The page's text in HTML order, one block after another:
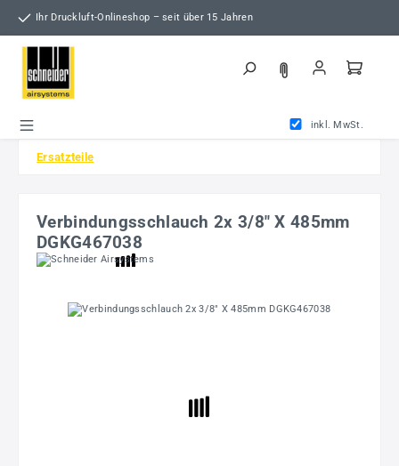
Zum Hauptinhalt springen
Ihr Druckluft-Onlineshop – seit über 15 Jahren
inkl. MwSt.
Ersatzteile
Verbindungsschlauch 2x 3/8" X 485mm
DGKG467038
Bildergalerie überspringen